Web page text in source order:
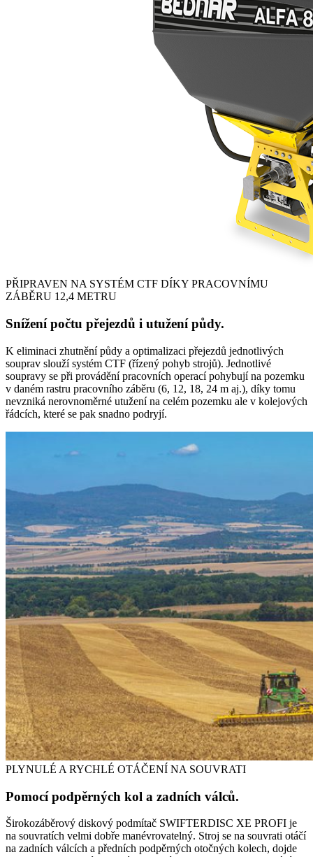
PŘIPRAVEN NA SYSTÉM CTF DÍKY PRACOVNÍMU
ZÁBĚRU 12,4 METRU
Snížení počtu přejezdů i utužení půdy.
K eliminaci zhutnění půdy a optimalizaci přejezdů jednotlivých
souprav slouží systém CTF (řízený pohyb strojů). Jednotlivé
soupravy se při provádění pracovních operací pohybují na pozemku
v daném rastru pracovního záběru (6, 12, 18, 24 m aj.), díky tomu
nevzniká nerovnoměrné utužení na celém pozemku ale v kolejových
řádcích, které se pak snadno podryjí.
PLYNULÉ A RYCHLÉ OTÁČENÍ NA SOUVRATI
Pomocí podpěrných kol a zadních válců.
Širokozáběrový diskový podmítač SWIFTERDISC XE PROFI je
na souvratích velmi dobře manévrovatelný. Stroj se na souvrati otáčí
na zadních válcích a předních podpěrných otočných kolech, dojde